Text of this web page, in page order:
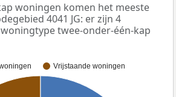
woningen komen het meeste
4041 JG: er zijn 4
twee-onder-één-kap
Vrijstaande woningen